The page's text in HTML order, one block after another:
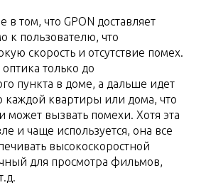
в том, что GPON доставляет
к пользователю, что
скорость и отсутствие помех.
только до
пункта в доме, а дальше идет
квартиры или дома, что
может вызвать помехи. Хотя эта
и чаще используется, она все
высокоскоростной
для просмотра фильмов,